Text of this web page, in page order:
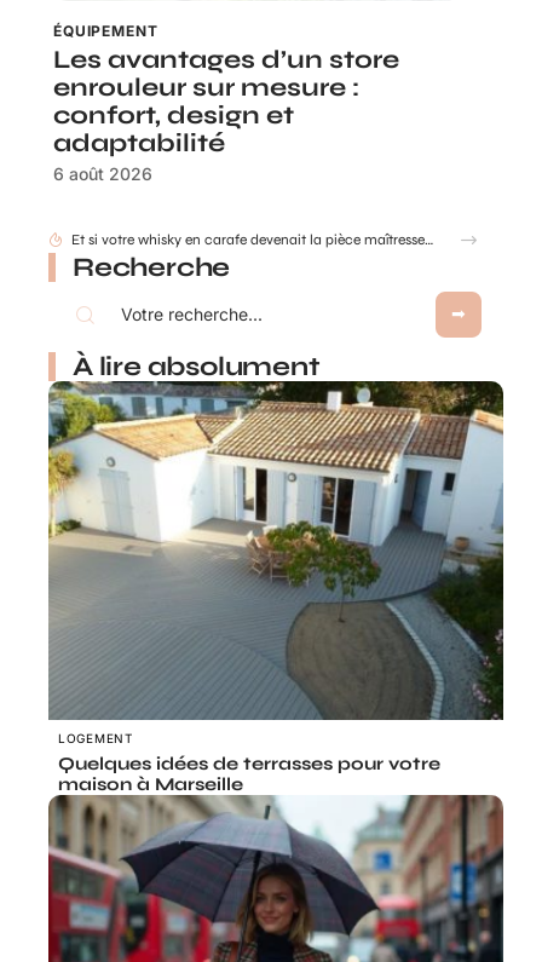
ÉQUIPEMENT
Les avantages d’un store
enrouleur sur mesure :
confort, design et
adaptabilité
6 août 2026
Recherche
À lire absolument
LOGEMENT
Quelques idées de terrasses pour votre
maison à Marseille